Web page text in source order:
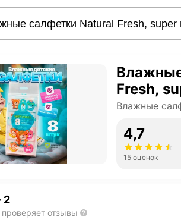
Fresh,
Влажные
4,7
15 оценок
2
отзывы